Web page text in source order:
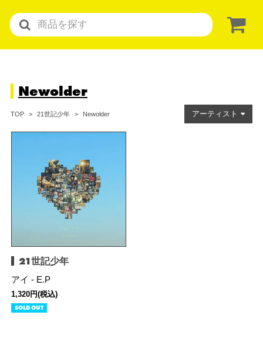
Newolder
TOP 21世記少年 Newolder アーティスト
21世記少年
アイ - E.P
1,320円(税込)
SOLD OUT